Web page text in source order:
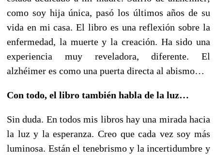
como soy hija única, pasó los últimos años de su
vida en mi casa. El libro es una reflexión sobre la
enfermedad, la muerte y la creación. Ha sido una
experiencia muy reveladora, diferente. El
alzhéimer es como una puerta directa al abismo…
Con todo, el libro también habla de la luz…
Sin duda. En todos mis libros hay una mirada hacia
la luz y la esperanza. Creo que cada vez soy más
luminosa. Están el tenebrismo y la incertidumbre y